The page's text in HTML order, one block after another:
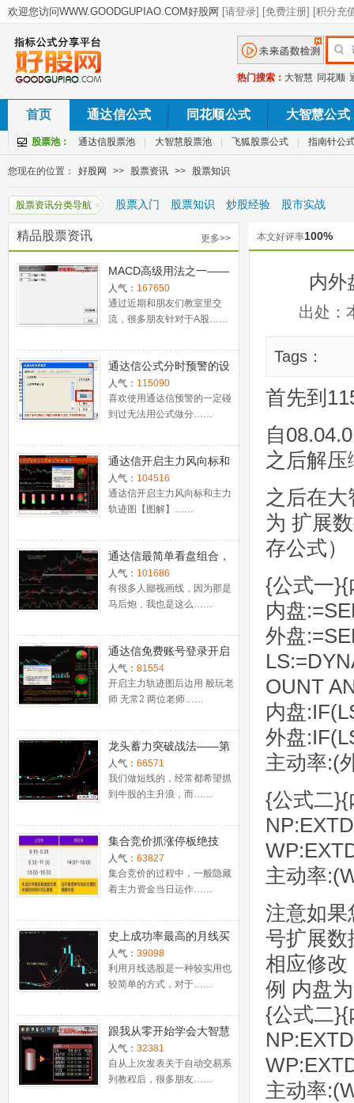
热门搜索： 大智慧 同花顺
首页 通达信公式 同花顺公式 大智慧公式
股票池： 通达信股票池 大智慧股票池 飞狐股票公式 指南针公
您现在的位置： 好股网 >> 股票资讯 >> 股票知识
股票资讯分类导航 股票入门 股票知识 炒股经验 股市实战
精品股票资讯 更多>>
MACD高级用法之一——
稳健买入法+2点卖出法
人气： 167650
通过近期和朋友们教室里交
流，很多朋友针对于A股……
通达信公式分时预警的设
置
人气： 115090
喜欢使用通达信预警的一定碰
到过无法用公式做分……
通达信开启主力风向标和
主力轨迹图【图解】
人气： 104516
通达信开启主力风向标和主力
轨迹图【图解】……
通达信最简单看盘组合，
抓强势股双头的超短线盈
利－－之五（均线战法找
心脏）
人气： 101686
有很多人鄙视画线，因为那是
马后炮，我也是这么……
通达信免费账号登录开启
十档框和调用主力监控教
程
人气： 81554
开启主力轨迹图后边用 般玩老
师 无常2 两位老师……
龙头蓄力突破战法——第
一时间介入牛股主升浪捕
捉涨停板的技巧（图解）
人气： 66571
我们做短线的，经常都希望抓
到牛股的主升浪，而……
集合竞价抓涨停板绝技
（附公式源码）
人气： 63827
集合竞价的过程中，一般隐藏
着主力资金当日运作……
史上成功率最高的月线买
入法，精准高效筛选暴涨
牛股，堪称选股法宝！
人气： 39098
利用月线选股是一种较实用也
较简单的方式，对于……
跟我从零开始学会大智慧
股票池自动交易
人气： 32381
自从上次发表关于自动交易系
列教程后，很多朋友……
本文好评率100%
内外
出处：
Tags：
首先到
自
之后解
之后在
为 扩展
存公式）
{公式一
内盘
外盘
OUNT
内盘
外盘
主动率:(
{公式二
主动率
注意如果
号扩展数
相应修改
例 内盘
{公式二
主动率